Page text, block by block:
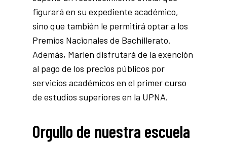
figurará en su expediente académico,
sino que también le permitirá optar a los
Premios Nacionales de Bachillerato.
Además, Marlen disfrutará de la exención
al pago de los precios públicos por
servicios académicos en el primer curso
de estudios superiores en la UPNA.
Orgullo de nuestra escuela